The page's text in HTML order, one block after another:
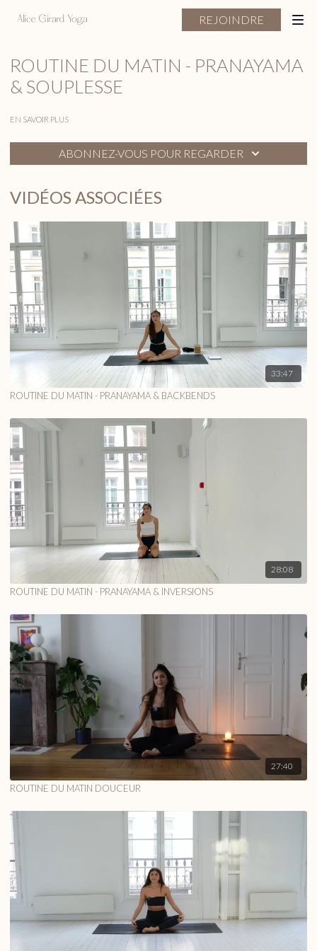
REJOINDRE
ROUTINE DU MATIN - PRANAYAMA
& SOUPLESSE
EN SAVOIR PLUS
ABONNEZ-VOUS POUR REGARDER
VIDÉOS ASSOCIÉES
33:47
ROUTINE DU MATIN - PRANAYAMA & BACKBENDS
28:08
ROUTINE DU MATIN - PRANAYAMA & INVERSIONS
27:40
ROUTINE DU MATIN DOUCEUR